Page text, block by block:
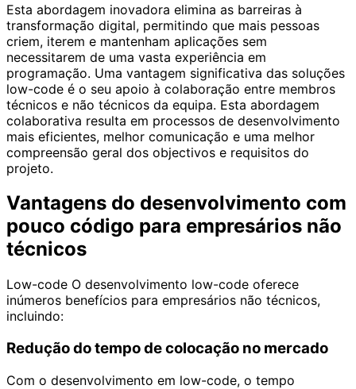
Esta abordagem inovadora elimina as barreiras à
transformação digital, permitindo que mais pessoas
criem, iterem e mantenham aplicações sem
necessitarem de uma vasta experiência em
programação. Uma vantagem significativa das soluções
low-code é o seu apoio à colaboração entre membros
técnicos e não técnicos da equipa. Esta abordagem
colaborativa resulta em processos de desenvolvimento
mais eficientes, melhor comunicação e uma melhor
compreensão geral dos objectivos e requisitos do
projeto.
Vantagens do desenvolvimento com
pouco código para empresários não
técnicos
Low-code O desenvolvimento low-code oferece
inúmeros benefícios para empresários não técnicos,
incluindo:
Redução do tempo de colocação no mercado
Com o desenvolvimento em low-code, o tempo